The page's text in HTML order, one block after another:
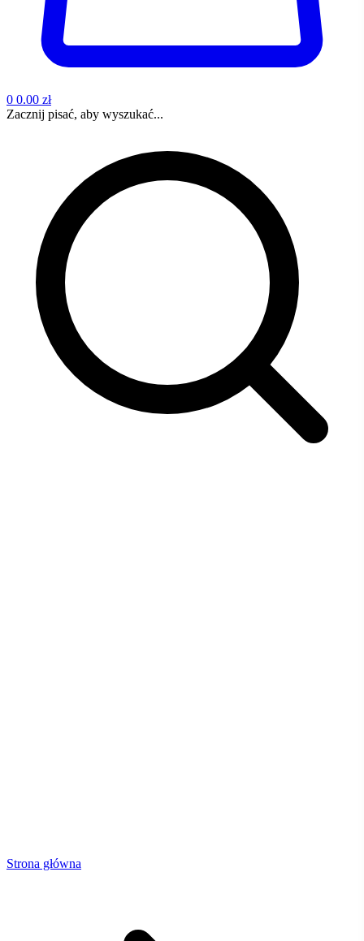
0 0.00 zł
Zacznij pisać, aby wyszukać...
Strona główna